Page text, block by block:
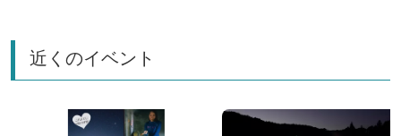
近くのイベント